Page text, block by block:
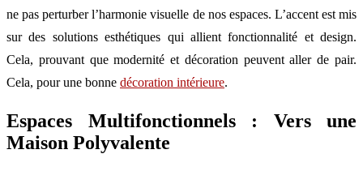
ne pas perturber l’harmonie visuelle de nos espaces. L’accent est mis
sur des solutions esthétiques qui allient fonctionnalité et design.
Cela, prouvant que modernité et décoration peuvent aller de pair.
Cela, pour une bonne décoration intérieure.
Espaces Multifonctionnels : Vers une
Maison Polyvalente